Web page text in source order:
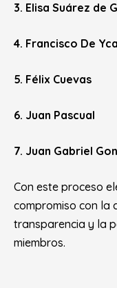
3. Elisa Suárez de
4. Francisco De
5. Félix Cuevas
6. Juan Pascual
7. Juan Gabriel
Con este proceso
compromiso con la
transparencia y la
miembros.